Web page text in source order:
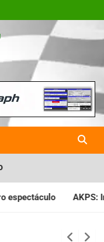
en
y oficializó el